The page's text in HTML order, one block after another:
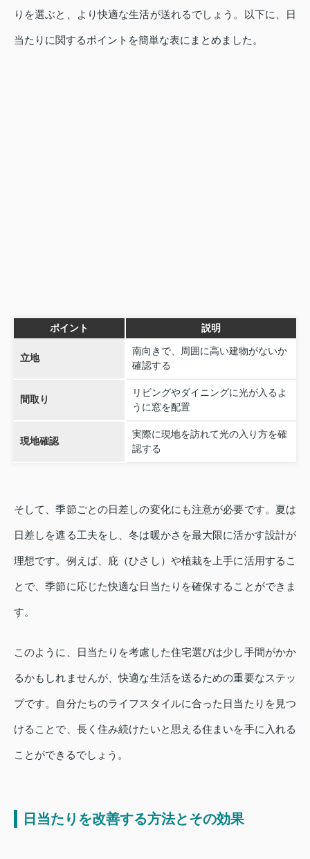
りを選ぶと、より快適な生活が送れるでしょう。以下に、日
当たりに関するポイントを簡単な表にまとめました。
ポイント 説明
立地
南向きで、周囲に高い建物がないか
確認する
間取り
リビングやダイニングに光が入るよ
うに窓を配置
現地確認
実際に現地を訪れて光の入り方を確
認する
そして、季節ごとの日差しの変化にも注意が必要です。夏は
日差しを遮る工夫をし、冬は暖かさを最大限に活かす設計が
理想です。例えば、庇（ひさし）や植栽を上手に活用するこ
とで、季節に応じた快適な日当たりを確保することができま
す。
このように、日当たりを考慮した住宅選びは少し手間がかか
るかもしれませんが、快適な生活を送るための重要なステッ
プです。自分たちのライフスタイルに合った日当たりを見つ
けることで、長く住み続けたいと思える住まいを手に入れる
ことができるでしょう。
日当たりを改善する方法とその効果